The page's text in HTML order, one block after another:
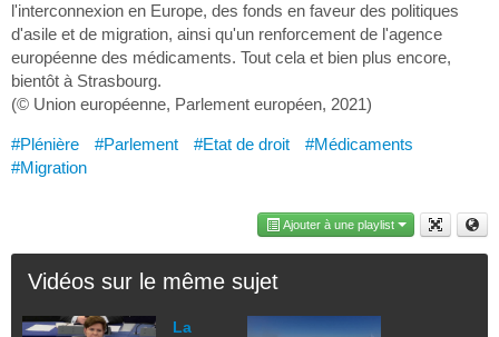
l'interconnexion en Europe, des fonds en faveur des politiques
d'asile et de migration, ainsi qu'un renforcement de l'agence
européenne des médicaments. Tout cela et bien plus encore,
bientôt à Strasbourg.
(© Union européenne, Parlement européen, 2021)
#Plénière #Parlement #Etat de droit
#Médicaments
#Migration
Ajouter à une playlist
Vidéos sur le même sujet
La